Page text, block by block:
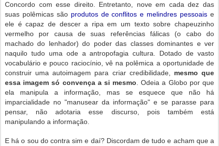
Concordo com esse direito. Entretanto, nove em cada dez das
suas polêmicas são produtos de conflitos e melindres pessoais e
ele é capaz de descer a ripa em um texto sobre chapeuzinho
vermelho por causa de suas referências fálicas (o cabo do
machado do lenhador) do poder das classes dominantes e ver
naquilo tudo uma ode a antropofagia cultura. Dotado de vasto
vocabulário e pouco raciocínio, vê na polêmica a oportunidade de
construir uma autoimagem para criar credibilidade, mesmo que
essa imagem só convença a si mesmo . Odeia a Globo por que
ela manipula a informação, mas se esquece que não há
imparcialidade no "manusear da informação" e se parasse para
pensar, não adotaria esse discurso, pois também está
manipulando a informação.
E há o sou do contra sim e daí? Discordam de tudo e acham que a